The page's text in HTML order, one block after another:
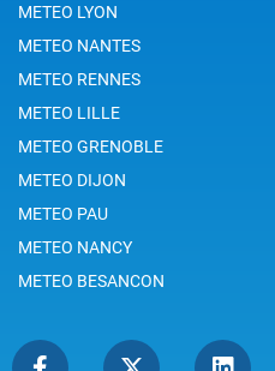
METEO LYON
METEO NANTES
METEO RENNES
METEO LILLE
METEO GRENOBLE
METEO DIJON
METEO PAU
METEO NANCY
METEO BESANCON